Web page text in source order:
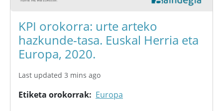
KPI orokorra: urte arteko
hazkunde-tasa. Euskal Herria eta
Europa, 2020.
Last updated 3 mins ago
Etiketa orokorrak Europa